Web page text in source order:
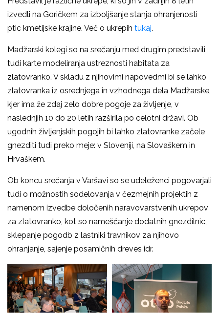
izvedli na Goričkem za izboljšanje stanja ohranjenosti
ptic kmetijske krajine. Več o ukrepih tukaj.
Madžarski kolegi so na srečanju med drugim predstavili
tudi karte modeliranja ustreznosti habitata za
zlatovranko. V skladu z njihovimi napovedmi bi se lahko
zlatovranka iz osrednjega in vzhodnega dela Madžarske,
kjer ima že zdaj zelo dobre pogoje za življenje, v
naslednjih 10 do 20 letih razširila po celotni državi. Ob
ugodnih življenjskih pogojih bi lahko zlatovranke začele
gnezditi tudi preko meje: v Sloveniji, na Slovaškem in
Hrvaškem.
Ob koncu srečanja v Varšavi so se udeleženci pogovarjali
tudi o možnostih sodelovanja v čezmejnih projektih z
namenom izvedbe določenih naravovarstvenih ukrepov
za zlatovranko, kot so nameščanje dodatnih gnezdilnic,
sklepanje pogodb z lastniki travnikov za njihovo
ohranjanje, sajenje posamičnih dreves idr.